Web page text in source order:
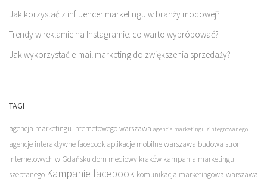
Jak korzystać z influencer marketingu w branży modowej?
Trendy w reklamie na Instagramie: co warto wypróbować?
Jak wykorzystać e-mail marketing do zwiększenia sprzedaży?
TAGI
agencja marketingu internetowego warszawa agencja marketingu zintegrowanego
agencje interaktywne facebook aplikacje mobilne warszawa budowa stron
internetowych w Gdańsku dom mediowy kraków kampania marketingu
szeptanego Kampanie facebook komunikacja marketingowa warszawa